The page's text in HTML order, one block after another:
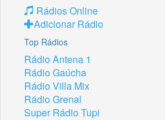
Rádios Online
Adicionar Rádio
Top Rádios
Rádio Antena 1
Rádio Gaúcha
Rádio Villa Mix
Rádio Grenal
Super Rádio Tupi